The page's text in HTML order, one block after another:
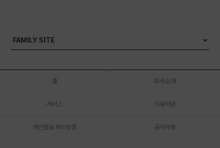
홈 회사소개
서비스 이용약관
개인정보 처리방침 공지사항